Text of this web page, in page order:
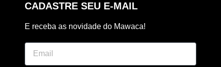
CADASTRE SEU E-MAIL
E receba as novidade do Mawaca!